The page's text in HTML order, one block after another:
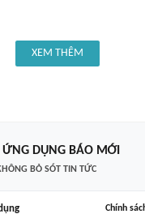
XEM THÊM
ỨNG DỤNG BÁO MỚI
BỎ SÓT TIN TỨC
Chính